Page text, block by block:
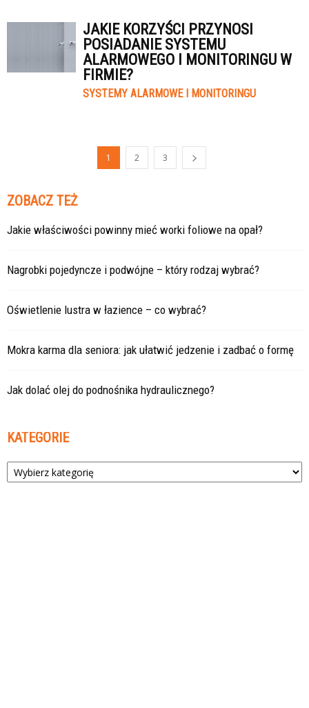
JAKIE KORZYŚCI PRZYNOSI
POSIADANIE SYSTEMU
ALARMOWEGO I MONITORINGU W
FIRMIE?
SYSTEMY ALARMOWE I MONITORINGU
1 2 3
ZOBACZ TEŻ
Jakie właściwości powinny mieć worki foliowe na opał?
Nagrobki pojedyncze i podwójne – który rodzaj wybrać?
Oświetlenie lustra w łazience – co wybrać?
Mokra karma dla seniora: jak ułatwić jedzenie i zadbać o formę
Jak dolać olej do podnośnika hydraulicznego?
KATEGORIE
Kategorie